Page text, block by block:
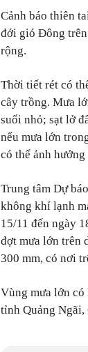
Cảnh báo thiên
đới gió Đông trên
rộng.
Thời tiết rét có
cây trồng. Mưa
suối nhỏ; sạt lở
nếu mưa lớn
có thể ảnh
Trung tâm Dự
không khí lạnh
15/11 đến ngày
đợt mưa lớn trên
300 mm, có nơi
Vùng mưa lớn có
tỉnh Quảng Ngãi,